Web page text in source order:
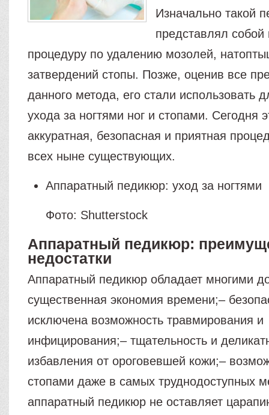
Изначально такой
представлял собой
процедуру по удалению мозолей,
затвердений стопы. Позже, оценив все
данного метода, его стали использовать
ухода за ногтями ног и стопами. Сегодня
аккуратная, безопасная и приятная
всех ныне существующих.
Аппаратный педикюр: уход за ногтями
Фото: Shutterstock
Аппаратный педикюр:
недостатки
Аппаратный педикюр обладает многими
существенная экономия времени;–
исключена возможность травмирования и
инфицирования;– тщательность и
избавления от ороговевшей кожи;–
стопами даже в самых труднодоступных
аппаратный педикюр не оставляет